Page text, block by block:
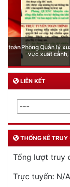
Phòng Quản lý xuất
vực xuất cảnh,
LIÊN KẾT
THỐNG KÊ TRUY
Tổng lượt truy
Trực tuyến: N/A